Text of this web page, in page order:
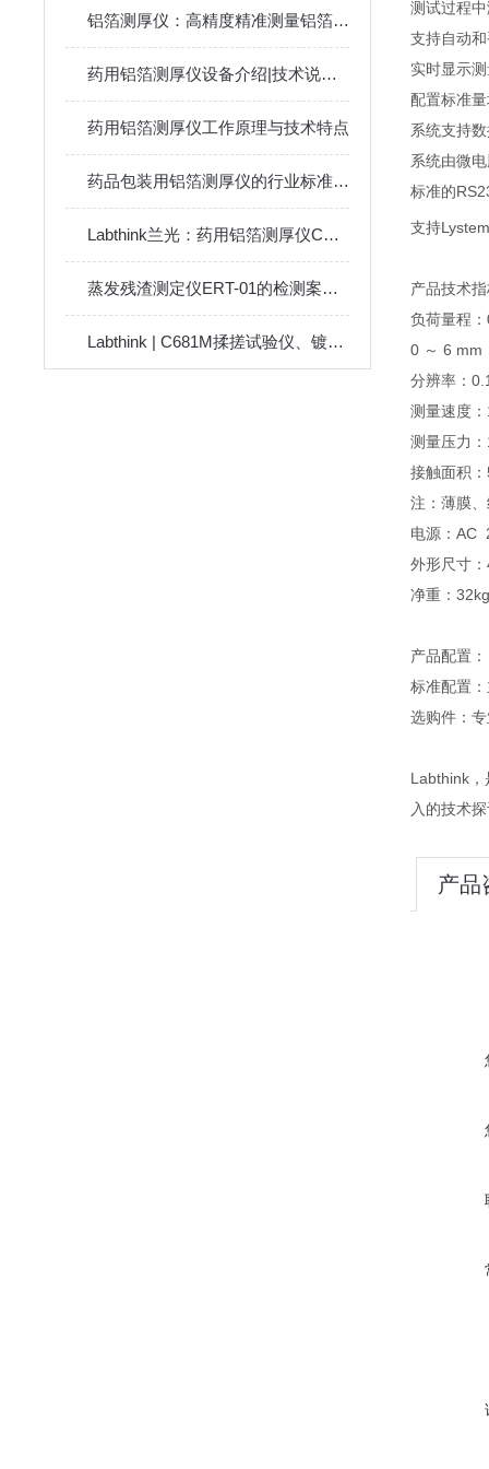
铝箔测厚仪：高精度精准测量铝箔材料厚度
药用铝箔测厚仪设备介绍|技术说明|工作原理|操作方法
药用铝箔测厚仪工作原理与技术特点
药品包装用铝箔测厚仪的行业标准与仪器介绍
Labthink兰光：药用铝箔测厚仪CHY-C2A
蒸发残渣测定仪ERT-01的检测案例分享
Labthink | C681M揉搓试验仪、镀铝膜耐揉搓仪 产品介绍
测试过程
支持自动
实时显示
配置标准
系统支持
系统由微
标准的
支持Lystem
产品技术
负荷量程
0 ～ 6 mm
分辨率：
测量速度
测量压力
接触面积
注：薄膜
电源：AC
外形尺寸
净重：32kg
产品配置：
标准配置
选购件：
Labthink，
入的技术
产品